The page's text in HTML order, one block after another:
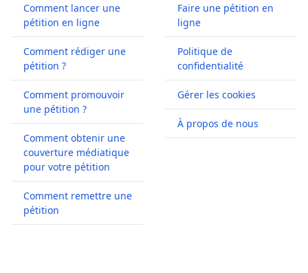
Comment lancer une
pétition en ligne
Comment rédiger une
pétition ?
Comment promouvoir
une pétition ?
Comment obtenir une
couverture médiatique
pour votre pétition
Comment remettre une
pétition
Faire une pétition en
ligne
Politique de
confidentialité
Gérer les cookies
À propos de nous